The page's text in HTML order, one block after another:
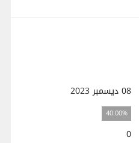
08 ديسمبر 2023
40.00%
0